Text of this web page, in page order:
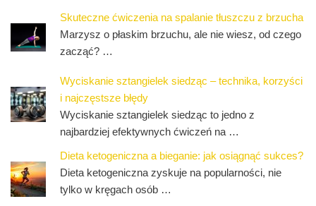
Skuteczne ćwiczenia na spalanie tłuszczu z brzucha
Marzysz o płaskim brzuchu, ale nie wiesz, od czego
zacząć? …
Wyciskanie sztangielek siedząc – technika, korzyści
i najczęstsze błędy
Wyciskanie sztangielek siedząc to jedno z
najbardziej efektywnych ćwiczeń na …
Dieta ketogeniczna a bieganie: jak osiągnąć sukces?
Dieta ketogeniczna zyskuje na popularności, nie
tylko w kręgach osób …